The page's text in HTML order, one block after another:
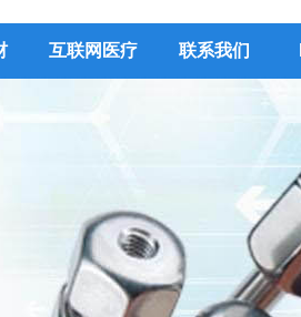
互联网医疗 联系我们